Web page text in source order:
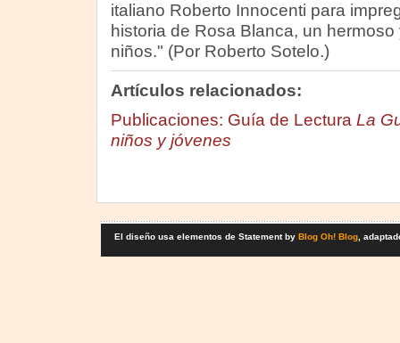
italiano Roberto Innocenti para
historia de Rosa Blanca, un
niños." (Por Roberto Sotelo.)
Artículos relacionados:
Publicaciones: Guía de Lectura La
niños y jóvenes
El diseño usa elementos de Statement by Blog Oh! Blog,